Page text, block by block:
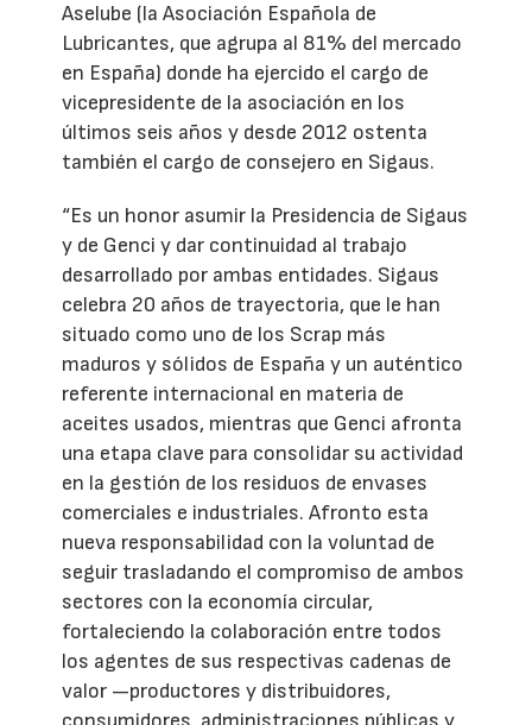
Aselube (la Asociación Española de
Lubricantes, que agrupa al 81% del mercado
en España) donde ha ejercido el cargo de
vicepresidente de la asociación en los
últimos seis años y desde 2012 ostenta
también el cargo de consejero en Sigaus.
“Es un honor asumir la Presidencia de Sigaus
y de Genci y dar continuidad al trabajo
desarrollado por ambas entidades. Sigaus
celebra 20 años de trayectoria, que le han
situado como uno de los Scrap más
maduros y sólidos de España y un auténtico
referente internacional en materia de
aceites usados, mientras que Genci afronta
una etapa clave para consolidar su actividad
en la gestión de los residuos de envases
comerciales e industriales. Afronto esta
nueva responsabilidad con la voluntad de
seguir trasladando el compromiso de ambos
sectores con la economía circular,
fortaleciendo la colaboración entre todos
los agentes de sus respectivas cadenas de
valor —productores y distribuidores,